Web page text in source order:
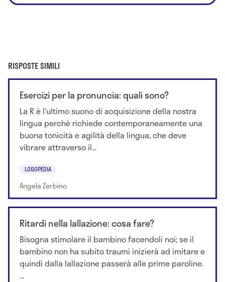
RISPOSTE SIMILI
Esercizi per la pronuncia: quali sono?
La R è l'ultimo suono di acquisizione della nostra
lingua perchè richiede contemporaneamente una
buona tonicità e agilità della lingua, che deve
vibrare attraverso il...
LOGOPEDIA
Angela Zerbino
Ritardi nella lallazione: cosa fare?
Bisogna stimolare il bambino facendoli noi; se il
bambino non ha subito traumi inizierà ad imitare e
quindi dalla lallazione passerà alle prime paroline.
...